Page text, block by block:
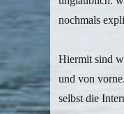
nochmals
Hiermit sind
und von
selbst die